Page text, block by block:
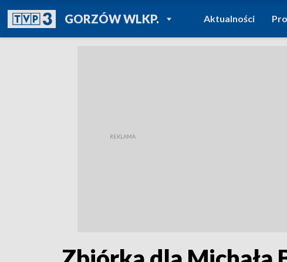
GORZÓW WLKP.POWRÓT DO
TVP REGIONY
Aktualności